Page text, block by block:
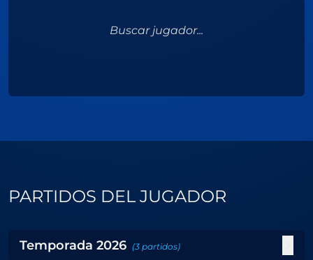
Buscar jugador...
PARTIDOS DEL JUGADOR
Temporada 2026 (3 partidos)